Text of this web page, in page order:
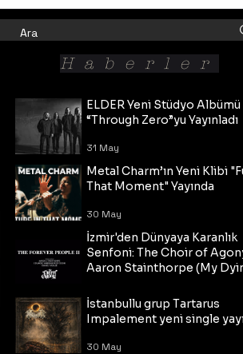
ELDER Yeni Stüdyo Albümü
“Through Zero”yu Yayınladı
31 May
Metal Charm’ın Yeni Klibi
That Moment" Yayında
30 May
İzmir'den Dünyaya Karanlık
Senfoni: The Choir of
Aaron Stainthorpe (My
Tekli!
30 May
İstanbullu grup Tartarus
Impalement yeni single
30 May
Haberler